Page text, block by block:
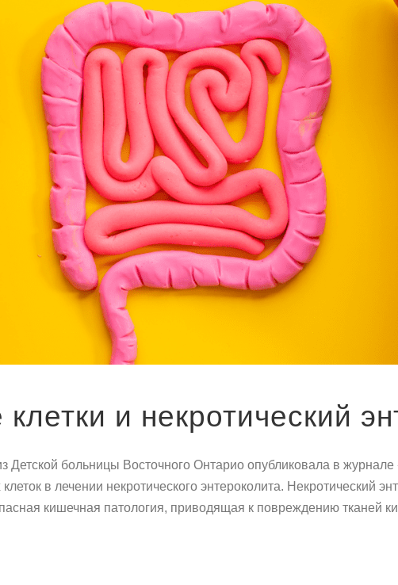
и некротический
Детской больницы Восточного Онтарио опубликовала в
в лечении некротического энтероколита.
кишечная патология, приводящая к повреждению тканей